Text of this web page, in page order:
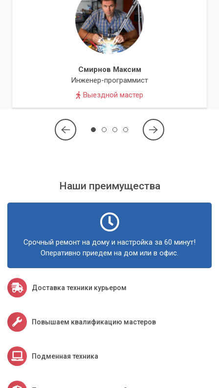
Регулярное обслуживание помогает предотвратить ряд
распространенных и неприятных проблем. Перегрев,
ведущий к троттлингу (снижению частоты процессора) и
внезапным отключениям, полностью исключается при
своевременной чистке и замене термоинтерфейсов.
компонентов из-за постоянного перегрева. Улучшается
общая стабильность системы, исчезают "фризы" и
Своевременная профилактика в разы
выгоднее и проще, чем сложный ремонт
Ваш ноутбук заслуживает лучшего
Не откладывайте заботу о своем незаменимом помощнике
на потом. Сервисный центр «Компьютерный Мастер»
предлагает профессиональные услуги по обслуживанию
ноутбуков для жителей Киева и Киевской области. Мы
поможем вашему устройству работать быстро, тихо и
продуктивность и комфорт.
Смирнов Максим
Инженер-программист
Выездной мастер
Наши преимущества
Срочный ремонт на дому и настройка за 60 минут!
Оперативно приедем на дом или в офис.
Доставка техники курьером
Повышаем квалификацию мастеров
Подменная техника